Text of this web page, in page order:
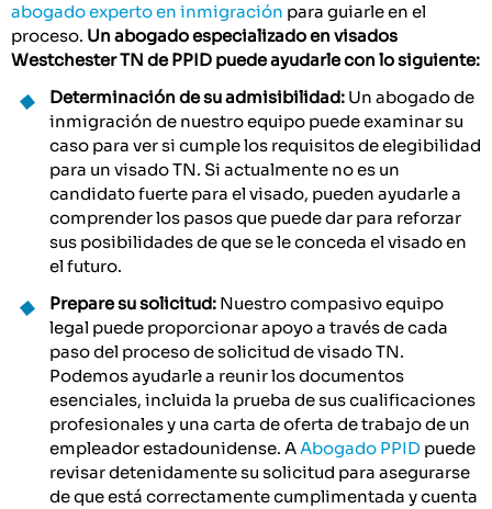
abogado experto en inmigración para guiarle en el
proceso. Un abogado especializado en visados
Westchester TN de PPID puede ayudarle con lo siguiente:
Determinación de su admisibilidad: Un abogado de
inmigración de nuestro equipo puede examinar su
caso para ver si cumple los requisitos de elegibilidad
para un visado TN. Si actualmente no es un
candidato fuerte para el visado, pueden ayudarle a
comprender los pasos que puede dar para reforzar
sus posibilidades de que se le conceda el visado en
el futuro.
Prepare su solicitud: Nuestro compasivo equipo
legal puede proporcionar apoyo a través de cada
paso del proceso de solicitud de visado TN.
Podemos ayudarle a reunir los documentos
esenciales, incluida la prueba de sus cualificaciones
profesionales y una carta de oferta de trabajo de un
empleador estadounidense. AAbogado PPID puede
revisar detenidamente su solicitud para asegurarse
de que está correctamente cumplimentada y cuenta